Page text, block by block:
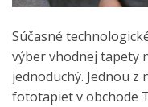
Súčasné
výber vhodnej tapety
jednoduchý. Jednou z
fototapiet v obchode